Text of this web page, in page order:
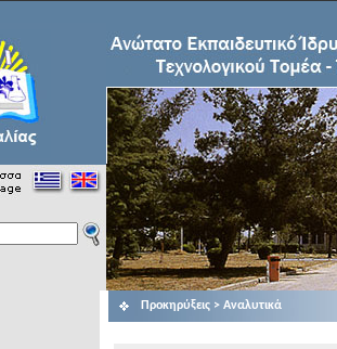
Προκηρύξεις > Αναλυτικά